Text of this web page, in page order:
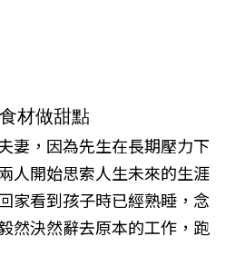
材做甜點
妻，因為先生在長期壓力下
人開始思索人生未來的生涯
家看到孩子時已經熟睡，念
然決然辭去原本的工作，跑